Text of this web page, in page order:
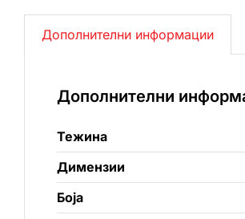
Дополнителни информации
Дополнителни
Тежина
Димензии
Боја